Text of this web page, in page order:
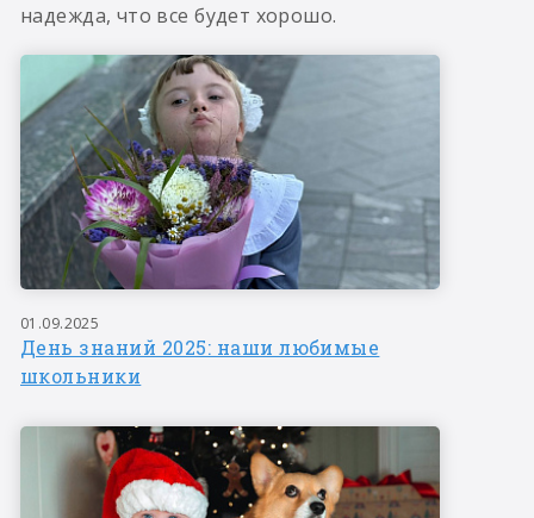
надежда, что все будет хорошо.
01.09.2025
День знаний 2025: наши любимые
школьники